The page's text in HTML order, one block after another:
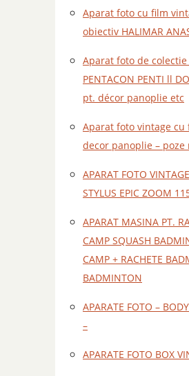
Aparat foto cu film
obiectiv HALIMAR
Aparat foto de
PENTACON PENTI ll
pt. décor panoplie etc
Aparat foto vintage cu
decor panoplie –
APARAT FOTO
STYLUS EPIC ZOOM
APARAT MASINA PT.
CAMP SQUASH
CAMP + RACHETE
BADMINTON
APARATE FOTO –
–
APARATE FOTO BOX